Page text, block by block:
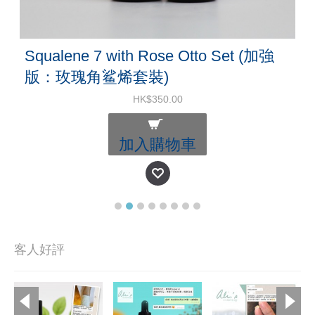
Squalene 7 with Rose Otto Set (加強
版：玫瑰角鲨烯套裝)
HK$350.00
加入購物車
客人好評